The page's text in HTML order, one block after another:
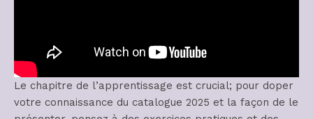
Le chapitre de l’apprentissage est crucial; pour doper
votre connaissance du catalogue 2025 et la façon de le